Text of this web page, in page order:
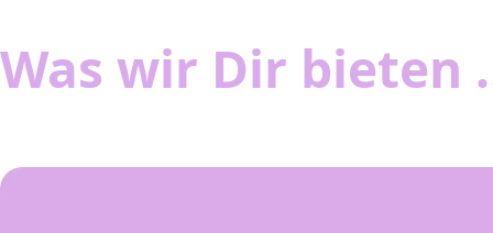
Was wir Dir bieten